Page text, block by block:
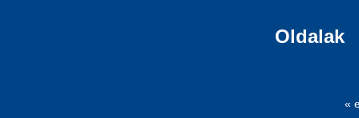
Oldalak
«